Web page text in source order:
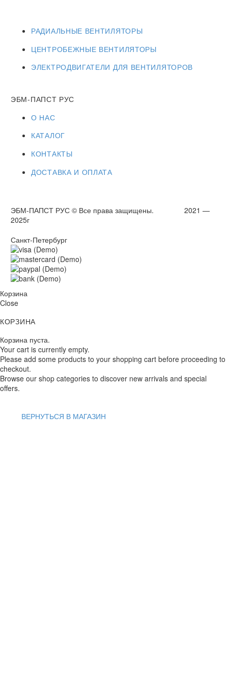
РАДИАЛЬНЫЕ ВЕНТИЛЯТОРЫ
ЦЕНТРОБЕЖНЫЕ ВЕНТИЛЯТОРЫ
ЭЛЕКТРОДВИГАТЕЛИ ДЛЯ ВЕНТИЛЯТОРОВ
ЭБМ-ПАПСТ РУС
О НАС
КАТАЛОГ
КОНТАКТЫ
ДОСТАВКА И ОПЛАТА
ЭБМ-ПАПСТ РУС © Все права защищены. 2021 —
2025г
Санкт-Петербург
Корзина
Close
КОРЗИНА
Корзина пуста.
Your cart is currently empty.
Please add some products to your shopping cart before proceeding to
checkout.
Browse our shop categories to discover new arrivals and special
offers.
ВЕРНУТЬСЯ В МАГАЗИН